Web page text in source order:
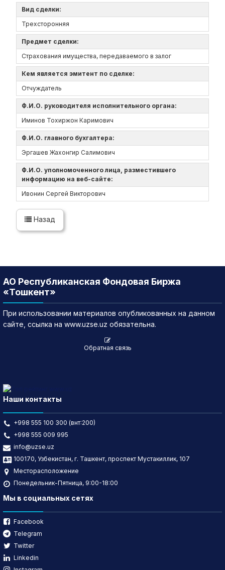
Вид сделки:
Трехсторонняя
Предмет сделки:
Страхования имущества, передаваемого в залог
Кем является эмитент по сделке:
Отчуждатель
Ф.И.О. руководителя исполнительного органа:
Иминов Тохиржон Каримович
Ф.И.О. главного бухгалтера:
Эргашев Жахонгир Салимович
Ф.И.О. уполномоченного лица, разместившего
информацию на веб-сайте:
Ивонин Сергей Викторович
Назад
АО Республиканская Фондовая Биржа
«Тошкент»
При использовании материалов опубликованных на данном
сайте, ссылка на www.uzse.uz обязательна.
Обратная связь
Наши контакты
+998 555 100 300 (внт:200)
+998 555 009 995
info@uzse.uz
100170, Узбекистан, г. Ташкент, проспект Мустакиллик, 107
Месторасположение
Понедельник-Пятница, 9:00-18:00
Мы в социальных сетях
Facebook
Telegram
Twitter
Linkedin